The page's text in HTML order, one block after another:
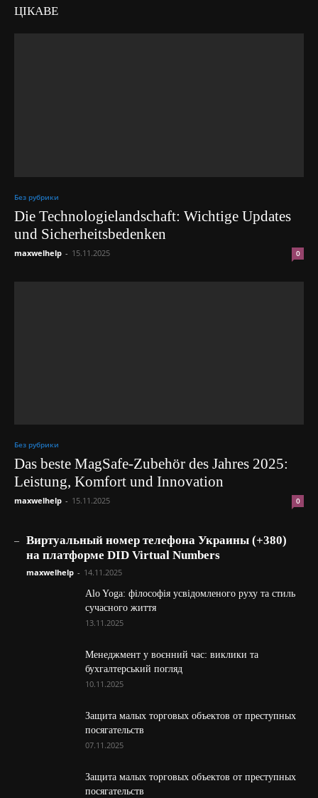
ЦІКАВЕ
Без рубрики
Die Technologielandschaft: Wichtige Updates
und Sicherheitsbedenken
maxwelhelp - 15.11.2025 0
Без рубрики
Das beste MagSafe-Zubehör des Jahres 2025:
Leistung, Komfort und Innovation
maxwelhelp - 15.11.2025 0
Виртуальный номер телефона Украины (+380)
на платформе DID Virtual Numbers
maxwelhelp - 14.11.2025
Alo Yoga: філософія усвідомленого руху та стиль
сучасного життя
13.11.2025
Менеджмент у воєнний час: виклики та
бухгалтерський погляд
10.11.2025
Защита малых торговых объектов от преступных
посягательств
07.11.2025
Защита малых торговых объектов от преступных
посягательств